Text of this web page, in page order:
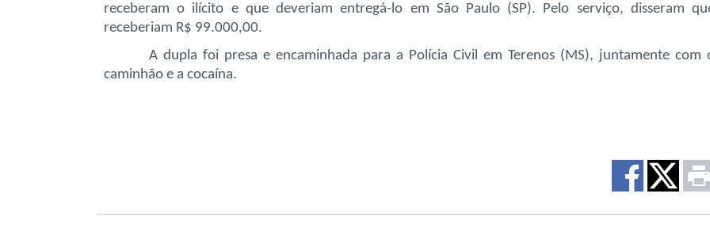
receberam o ilícito e que deveriam entregá-lo em São Paulo (SP). Pelo serviço, disseram
receberiam R$ 99.000,00.
A dupla foi presa e encaminhada para a Polícia Civil em Terenos (MS), juntamente com
caminhão e a cocaína.